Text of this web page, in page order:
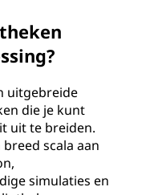
uitgebreide
die je kunt
uit te breiden.
scala aan
simulaties en